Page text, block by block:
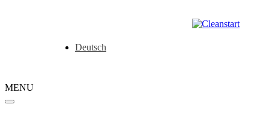
Deutsch
MENU